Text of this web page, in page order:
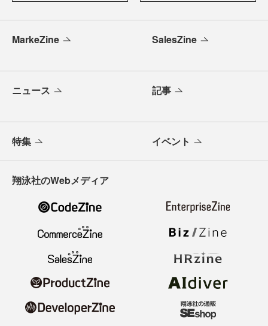
MarkeZine SalesZine
ニュース 記事
特集 イベント
翔泳社のWebメディア